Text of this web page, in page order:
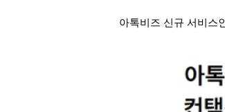
아톡비즈 신규 서비스인